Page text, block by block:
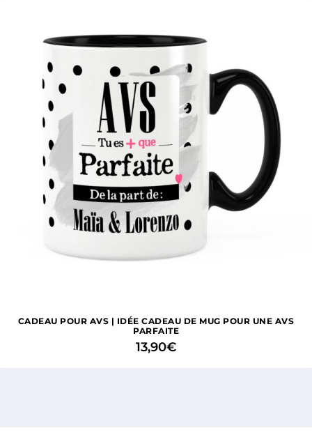
CADEAU POUR AVS | IDÉE CADEAU DE MUG POUR UNE AVS
PARFAITE
13,90€